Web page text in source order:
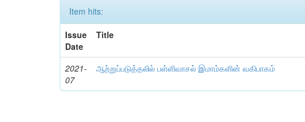
Item hits:
Issue
Date
Title
2021-
07
ஆற்றுப்படுத்தலில் பள்ளிவாசல் இமாம்களின் வகிபாகம்